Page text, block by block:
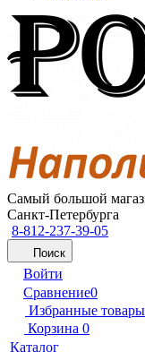
Самый большой
Санкт-Петербурга
8-812-237-39-05
Поиск
Войти
Сравнение0
Избранные товары
Корзина 0
Каталог